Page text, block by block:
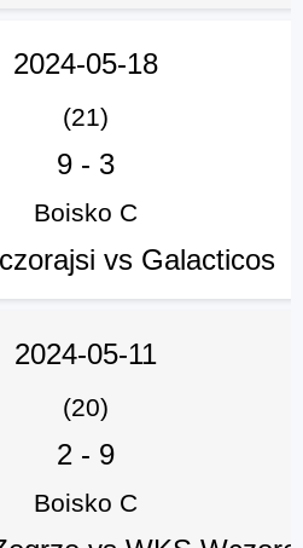
2024-05-18
(21)
9 - 3
Boisko C
vs Galacticos
2024-05-11
(20)
2 - 9
Boisko C